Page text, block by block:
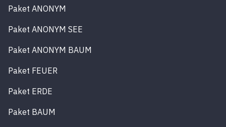
Paket ANONYM
Paket ANONYM SEE
Paket ANONYM BAUM
Paket FEUER
Paket ERDE
Paket BAUM